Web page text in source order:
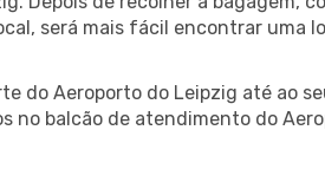
será mais fácil encontrar uma
do Aeroporto do Leipzig até ao
balcão de atendimento do